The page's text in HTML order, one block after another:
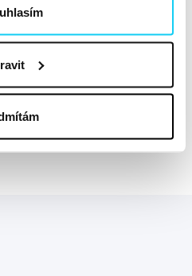
vizí založit podnikatelský
mnohem více než jen to, co
v ČR nabízí. Ideu měli